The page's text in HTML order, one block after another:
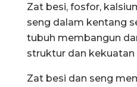
Zat besi, fosfor,
seng dalam kentang
tubuh membangun
struktur dan kekuatan
Zat besi dan seng